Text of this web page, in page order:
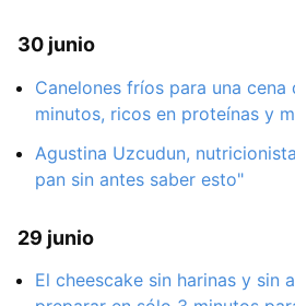
30 junio
Canelones fríos para una
minutos, ricos en proteínas y
Agustina Uzcudun,
pan sin antes saber esto"
29 junio
El cheescake sin harinas y sin